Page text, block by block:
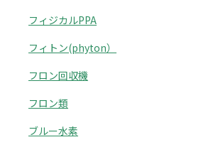
フィジカルPPA
フィトン(phyton）
フロン回収機
フロン類
ブルー水素